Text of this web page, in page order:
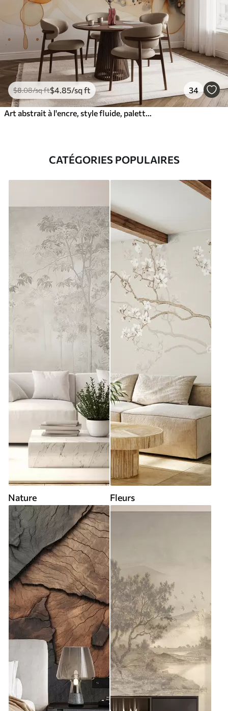
$8.08/sq ft$4 .85/sq ft 34
CATÉGORIES POPULAIRES
Nature Fleurs